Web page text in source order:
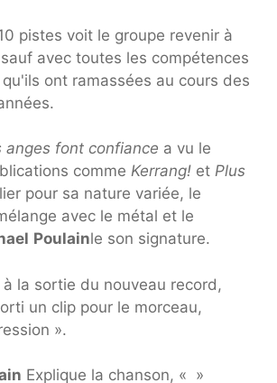
pistes voit le groupe revenir à
avec toutes les compétences
ont ramassées au cours des
anges font confiance a vu le
comme Kerrang! et Plus
pour sa nature variée, le
avec le métal et le
Poulainle son signature.
la sortie du nouveau record,
un clip pour le morceau,
».
Explique la chanson, « »